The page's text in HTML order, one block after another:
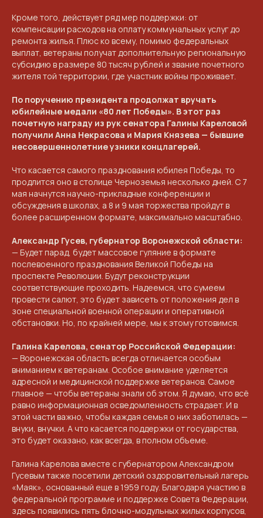
Кроме того, действует ряд мер поддержки: от
компенсации расходов на оплату коммунальных услуг до
ремонта жилья. Плюс ко всему, помимо федеральных
выплат, ветераны получат дополнительную региональную
субсидию в размере 80 тысяч рублей и звание почетного
жителя той территории, где участник войны проживает.
По поручению президента продолжат вручать
юбилейные медали «80 лет Победы». В этот раз
почетную награду из рук сенатора Галины Кареловой
получили Анна Некрасова и Мария Князева — бывшие
несовершеннолетние узники концлагерей.
Что касается самого празднования юбилея Победы, то
продлится оно в столице Черноземья несколько дней. С 7
мая начнутся научно-прикладные конференции и
обсуждения в школах, а 8 и 9 мая торжества пройдут в
более расширенном формате, максимально масштабно.
Александр Гусев, губернатор Воронежской области:
— Будет парад, будет массовое гуляние в формате
послевоенного празднования Великой Победы на
проспекте Революции. Будут реконструкции
соответствующие проходить. Надеемся, что сумеем
провести салют, это будет зависеть от положения дел в
зоне специальной военной операции и оперативной
обстановки. Но, по крайней мере, мы к этому готовимся.
Галина Карелова, сенатор Российской Федерации:
— Воронежская область всегда отличается особым
вниманием к ветеранам. Особое внимание уделяется
адресной и медицинской поддержке ветеранов. Самое
главное — чтобы ветераны знали об этом. Я думаю, что всё
равно информационная осведомленность страдает. И в
этой части важно, чтобы каждая семья о них заботилась —
внуки, внучки. А что касается поддержки от государства,
это будет оказано, как всегда, в полном объеме.
Галина Карелова вместе с губернатором Александром
Гусевым также посетили детский оздоровительный лагерь
«Маяк», основанный еще в 1959 году. Благодаря участию в
федеральной программе и поддержке Совета Федерации,
здесь появились пять блочно-модульных жилых корпусов,